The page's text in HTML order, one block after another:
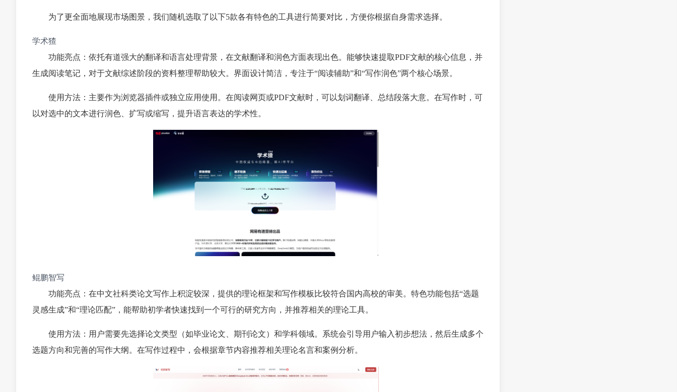
为了更全面地展现市场图景，我们随机选取了以下5款各有特色的工具进行简要对比，方便你根据自身需求选择。
学术猹
功能亮点：依托有道强大的翻译和语言处理背景，在文献翻译和润色方面表现出色。能够快速提取PDF文献的核心信息，并
生成阅读笔记，对于文献综述阶段的资料整理帮助较大。界面设计简洁，专注于“阅读辅助”和“写作润色”两个核心场景。
使用方法：主要作为浏览器插件或独立应用使用。在阅读网页或PDF文献时，可以划词翻译、总结段落大意。在写作时，可
以对选中的文本进行润色、扩写或缩写，提升语言表达的学术性。
鲲鹏智写
功能亮点：在中文社科类论文写作上积淀较深，提供的理论框架和写作模板比较符合国内高校的审美。特色功能包括“选题
灵感生成”和“理论匹配”，能帮助初学者快速找到一个可行的研究方向，并推荐相关的理论工具。
使用方法：用户需要先选择论文类型（如毕业论文、期刊论文）和学科领域。系统会引导用户输入初步想法，然后生成多个
选题方向和完善的写作大纲。在写作过程中，会根据章节内容推荐相关理论名言和案例分析。